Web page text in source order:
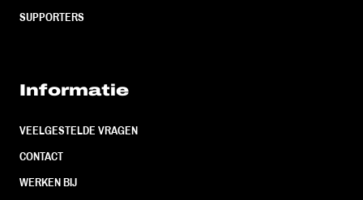
SUPPORTERS
Informatie
VEELGESTELDE VRAGEN
CONTACT
WERKEN BIJ